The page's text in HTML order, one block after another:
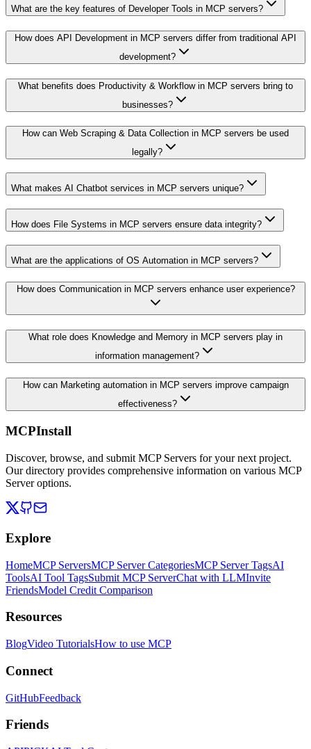
What are the key features of Developer Tools in MCP servers?
How does API Development in MCP servers differ from traditional API
development?
What benefits does Productivity & Workflow in MCP servers bring to
businesses?
How can Web Scraping & Data Collection in MCP servers be used
legally?
What makes AI Chatbot services in MCP servers unique?
How does File Systems in MCP servers ensure data integrity?
What are the applications of OS Automation in MCP servers?
How does Communication in MCP servers enhance user experience?
What role does Knowledge and Memory in MCP servers play in
information management?
How can Marketing automation in MCP servers improve campaign
effectiveness?
MCPInstall
Discover, browse, and submit MCP Servers for your next project.
Our directory provides comprehensive information on various MCP
Server options.
Explore
HomeMCP ServersMCP Server CategoriesMCP Server TagsAI
ToolsAI Tool TagsSubmit MCP ServerChat with LLMInvite
FriendsModel Credit Comparison
Resources
BlogVideo TutorialsHow to use MCP
Connect
GitHubFeedback
Friends